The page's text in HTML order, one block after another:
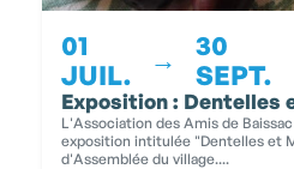
01
JUIL.
→
30
SEPT.
Exposition : Dentelles
L'Association des Amis de
exposition intitulée "Dentelles et
d'Assemblée du village....